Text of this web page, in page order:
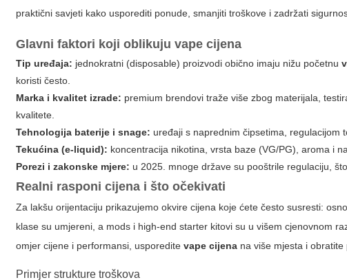
praktični savjeti kako usporediti ponude, smanjiti troškove i zadržati
Glavni faktori koji oblikujuvape cijena
Tip uređaja: jednokratni (disposable) proizvodi obično imaju nižu početnu
koristi često.
Marka i kvalitet izrade: premium brendovi traže više zbog materijala,
kvalitete.
Tehnologija baterije i snage: uređaji s naprednim čipsetima,
Tekućina (e-liquid): koncentracija nikotina, vrsta baze (VG/PG), aroma i
Porezi i zakonske mjere: u 2025. mnoge države su pooštrile regulaciju,
Realni rasponi cijena i što očekivati
Za lakšu orijentaciju prikazujemo okvire cijena koje ćete često susresti:
klase su umjereni, a mods i high-end starter kitovi su u višem cjenovnom
omjer cijene i performansi, usporeditevape cijena na više mjesta i
Primjer strukture troškova